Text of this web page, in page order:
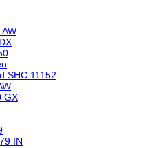
SHC 11152
GX
IN